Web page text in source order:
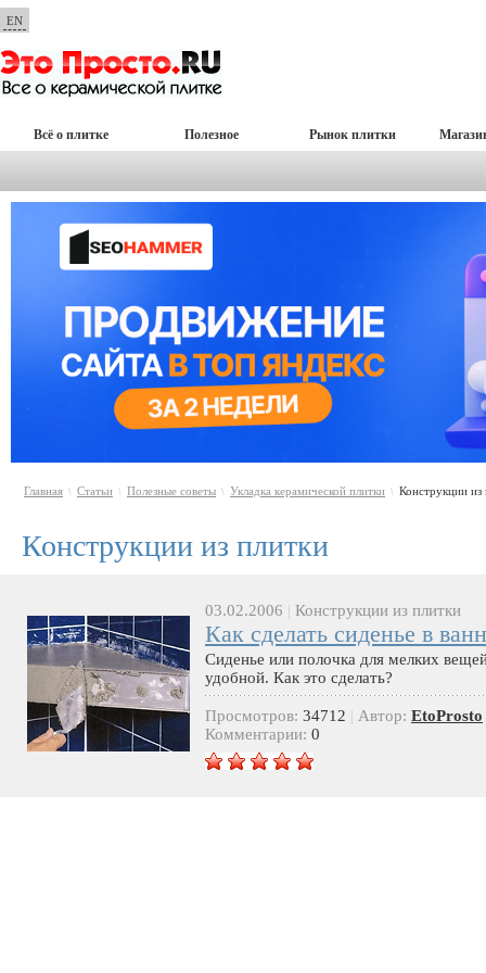
EN
Всё о плитке Полезное Рынок плитки
Главная \ Статьи \ Полезные советы \ Укладка керамической плитки \ Конструкции из
Конструкции из плитки
03.02.2006 | Конструкции из плитки
Как сделать сиденье в
Сиденье или полочка для мелких
удобной. Как это сделать?
Просмотров: 34712 | Автор: EtoProsto
Комментарии: 0